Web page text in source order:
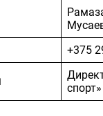
+375
спорт»